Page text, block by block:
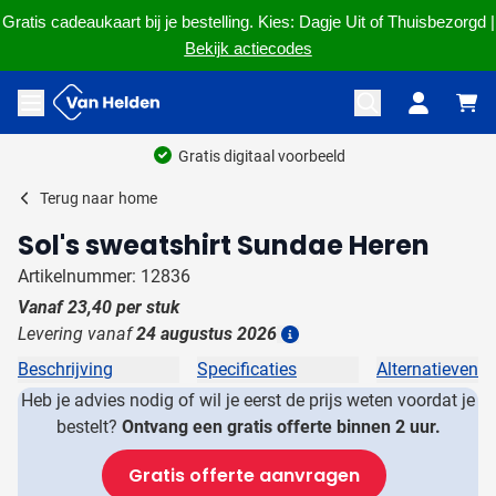
Gratis cadeaukaart bij je bestelling. Kies: Dagje Uit of Thuisbezorgd |
Bekijk actiecodes
Ga naar de inhoud
Menu openen
Gratis digitaal voorbeeld
Terug naar home
Sol's sweatshirt Sundae Heren
Artikelnummer: 12836
Vanaf23,40 per stuk
Levering vanaf24 augustus 2026
Beschrijving Specificaties
Alternatieven
Heb je advies nodig of wil je eerst de prijs weten voordat je
bestelt? Ontvang een gratis offerte binnen 2 uur.
Gratis offerte aanvragen